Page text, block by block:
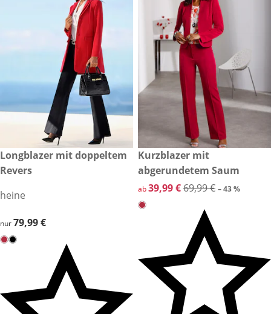
79,99 €
Longblazer mit doppeltem
Revers
heine
79,99 €
nur79,99 €
reduzierter Preis 39,99 €,
-43 %
Kurzblazer mit
abgerundetem Saum
reduzierter Preis 39,99 €,
ab39,99 €69,99 € – 43 %